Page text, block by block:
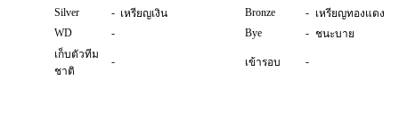
Silver - เหรียญเงิน Bronze -
เหรียญทองแดง
WD
- Bye - ชนะบาย
เก็บตัวทีม
ชาติ
- เข้ารอบ -